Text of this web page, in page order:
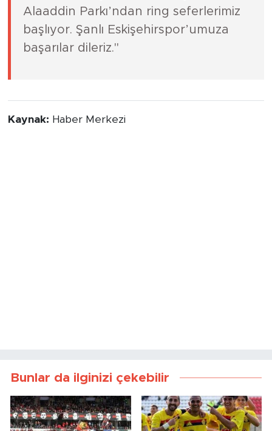
Alaaddin Parkı’ndan ring seferlerimiz
başlıyor. Şanlı Eskişehirspor’umuza
başarılar dileriz."
Kaynak: Haber Merkezi
Bunlar da ilginizi çekebilir